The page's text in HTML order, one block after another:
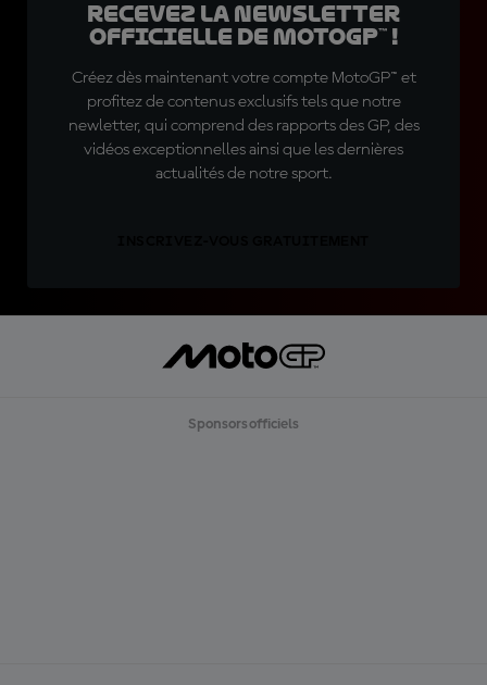
Recevez la Newsletter
officielle de MotoGP™ !
Créez dès maintenant votre compte MotoGP™ et
profitez de contenus exclusifs tels que notre
newletter, qui comprend des rapports des GP, des
vidéos exceptionnelles ainsi que les dernières
actualités de notre sport.
Sponsors officiels